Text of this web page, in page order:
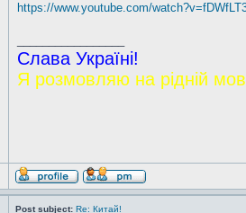
https://www.youtube.com/
Слава Україні!
Я розмовляю на рідній
Post subject: Re: Китай!